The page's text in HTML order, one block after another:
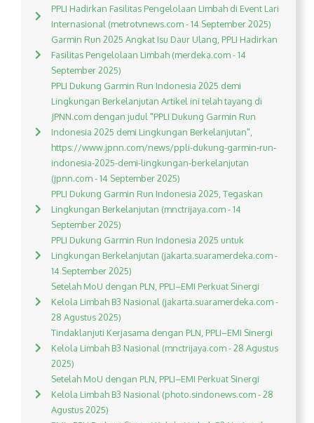
PPLI Hadirkan Fasilitas Pengelolaan Limbah di Event Lari
Internasional (metrotvnews.com - 14 September 2025)
Garmin Run 2025 Angkat Isu Daur Ulang, PPLI Hadirkan
Fasilitas Pengelolaan Limbah (merdeka.com - 14
September 2025)
PPLI Dukung Garmin Run Indonesia 2025 demi
Lingkungan Berkelanjutan Artikel ini telah tayang di
JPNN.com dengan judul "PPLI Dukung Garmin Run
Indonesia 2025 demi Lingkungan Berkelanjutan",
https://www.jpnn.com/news/ppli-dukung-garmin-run-
indonesia-2025-demi-lingkungan-berkelanjutan
(jpnn.com - 14 September 2025)
PPLI Dukung Garmin Run Indonesia 2025, Tegaskan
Lingkungan Berkelanjutan (mnctrijaya.com - 14
September 2025)
PPLI Dukung Garmin Run Indonesia 2025 untuk
Lingkungan Berkelanjutan (jakarta.suaramerdeka.com -
14 September 2025)
Setelah MoU dengan PLN, PPLI–EMI Perkuat Sinergi
Kelola Limbah B3 Nasional (jakarta.suaramerdeka.com -
28 Agustus 2025)
Tindaklanjuti Kerjasama dengan PLN, PPLI–EMI Sinergi
Kelola Limbah B3 Nasional (mnctrijaya.com - 28 Agustus
2025)
Setelah MoU dengan PLN, PPLI–EMI Perkuat Sinergi
Kelola Limbah B3 Nasional (photo.sindonews.com - 28
Agustus 2025)